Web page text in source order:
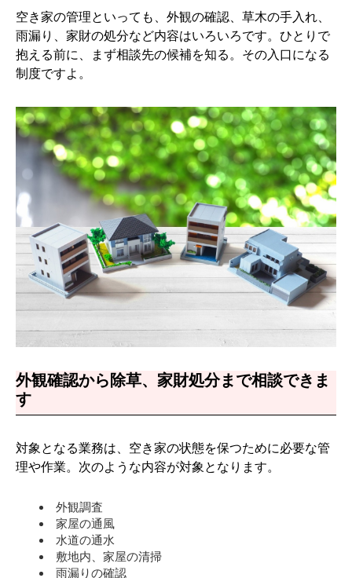
空き家の管理といっても、外観の確認、草木の手入れ、
雨漏り、家財の処分など内容はいろいろです。ひとりで
抱える前に、まず相談先の候補を知る。その入口になる
制度ですよ。
外観確認から除草、家財処分まで相談できま
す
対象となる業務は、空き家の状態を保つために必要な管
理や作業。次のような内容が対象となります。
外観調査
家屋の通風
水道の通水
敷地内、家屋の清掃
雨漏りの確認